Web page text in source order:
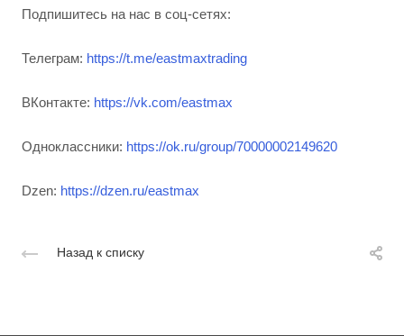
Подпишитесь на нас в соц-сетях:
Телеграм: https://t.me/eastmaxtrading
ВКонтакте: https://vk.com/eastmax
Одноклассники: https://ok.ru/group/70000002149620
Dzen: https://dzen.ru/eastmax
Назад к списку